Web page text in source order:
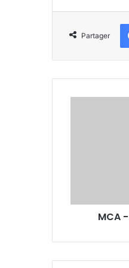
Partager
MCA